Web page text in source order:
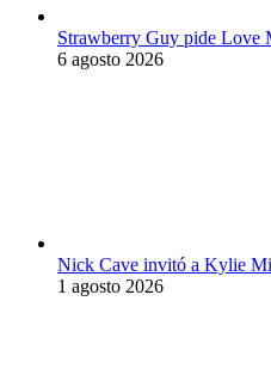
Strawberry Guy pide Love
6 agosto 2026
Nick Cave invitó a Kylie
1 agosto 2026